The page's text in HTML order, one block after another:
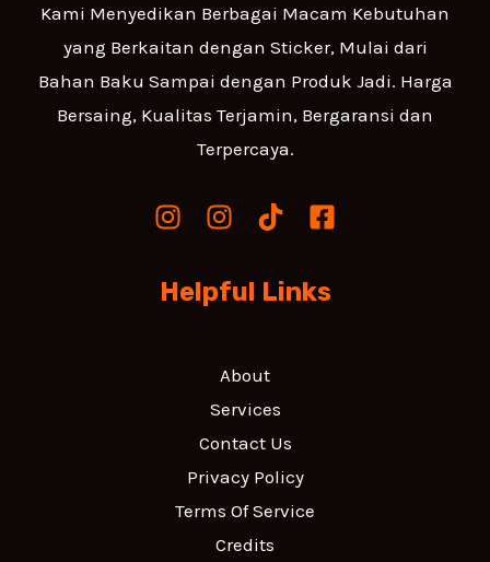
Kami Menyedikan Berbagai Macam Kebutuhan
yang Berkaitan dengan Sticker, Mulai dari
Bahan Baku Sampai dengan Produk Jadi. Harga
Bersaing, Kualitas Terjamin, Bergaransi dan
Terpercaya.
Helpful Links
About
Services
Contact Us
Privacy Policy
Terms Of Service
Credits